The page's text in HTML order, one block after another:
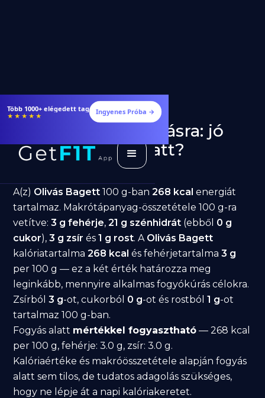
Több 1000+ elégedett tag
★★★★★ Ingyenes Próba →
Olivás Bagett fogyásra: jó
választás diéta alatt?
A(z) Olivás Bagett 100 g-ban268 kcal energiát
tartalmaz. Makrótápanyag-összetétele 100 g-ra
vetítve:3 g fehérje,21 g szénhidrát (ebből 0 g
cukor),3 g zsír és1 g rost. A Olivás Bagett
kalóriatartalma268 kcal és fehérjetartalma3 g
per 100 g — ez a két érték határozza meg
leginkább, mennyire alkalmas fogyókúrás célokra.
Zsírból3 g-ot, cukorból 0 g-ot és rostból1 g-ot
tartalmaz 100 g-ban.
Fogyás alatt mértékkel fogyasztható — 268 kcal
per 100 g, fehérje: 3.0 g, zsír: 3.0 g.
Kalóriaértéke és makróösszetétele alapján fogyás
alatt sem tilos, de tudatos adagolás szükséges,
hogy ne lépje át a napi kalóriakeretet.